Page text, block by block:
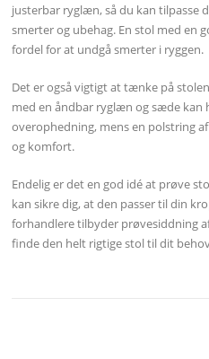
justerbar ryglæn, så du kan tilpasse
smerter og ubehag. En stol med en
fordel for at undgå smerter i ryggen.
Det er også vigtigt at tænke på
med en åndbar ryglæn og sæde
overophedning, mens en polstring
og komfort.
Endelig er det en god idé at prøve
kan sikre dig, at den passer til din
forhandlere tilbyder prøvesiddning
finde den helt rigtige stol til dit